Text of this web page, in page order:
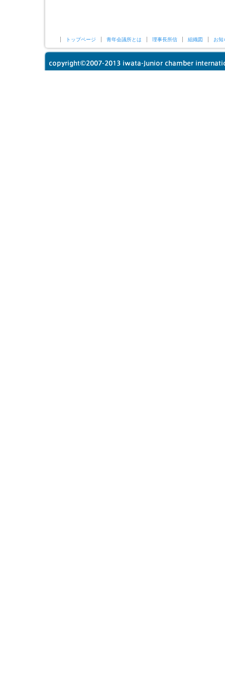
トップページ 青年会議所とは 理事長所信 組織図 お知